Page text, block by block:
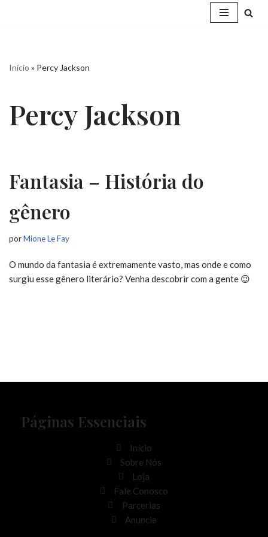
Início » Percy Jackson
Percy Jackson
Fantasia – História do
gênero
porMione Le Fay
O mundo da fantasia é extremamente vasto, mas onde e como
surgiu esse gênero literário? Venha descobrir com a gente 😉
Páginas Essenciais
Início
Sobre Nós
Loja
Fale Conosco
Parcerias
Anuncie